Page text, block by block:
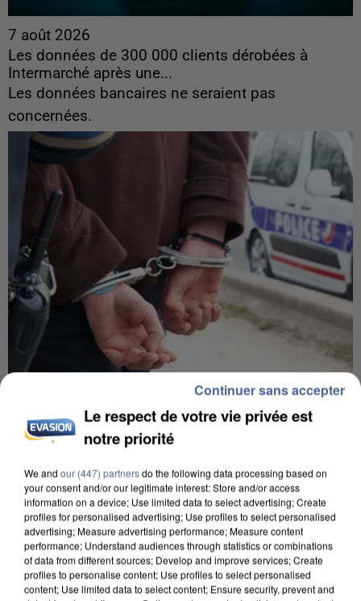
7 août 2026
Les données de 300 000 clients dérobées à
Intermarché après une...
Les données bancaires ne seraient pas
concernées.
7 août 2026
Un second cadre de la DZ Mafia interpellé en
Algérie
Un cofondateur du réseau avait été interpellé
quelques jours plus tôt.
Le respect de votre vie privée est
notre priorité
We and our (447) partnersdo the following data processing based on
your consent and/or our legitimate interest: Store and/or access
information on a device; Use limited data to select advertising; Create
profiles for personalised advertising; Use profiles to select personalised
advertising; Measure advertising performance; Measure content
performance; Understand audiences through statistics or combinations
of data from different sources; Develop and improve services; Create
profiles to personalise content; Use profiles to select personalised
content; Use limited data to select content; Ensure security, prevent and
Continuer sans accepter